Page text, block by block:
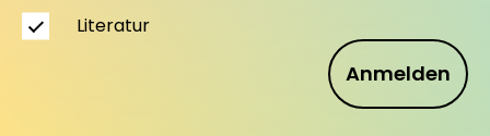
Anmelden
Literatur